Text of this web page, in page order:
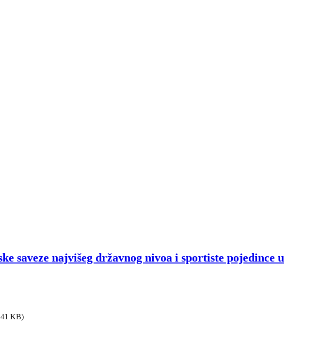
saveze najvišeg državnog nivoa i sportiste pojedince u
KB)